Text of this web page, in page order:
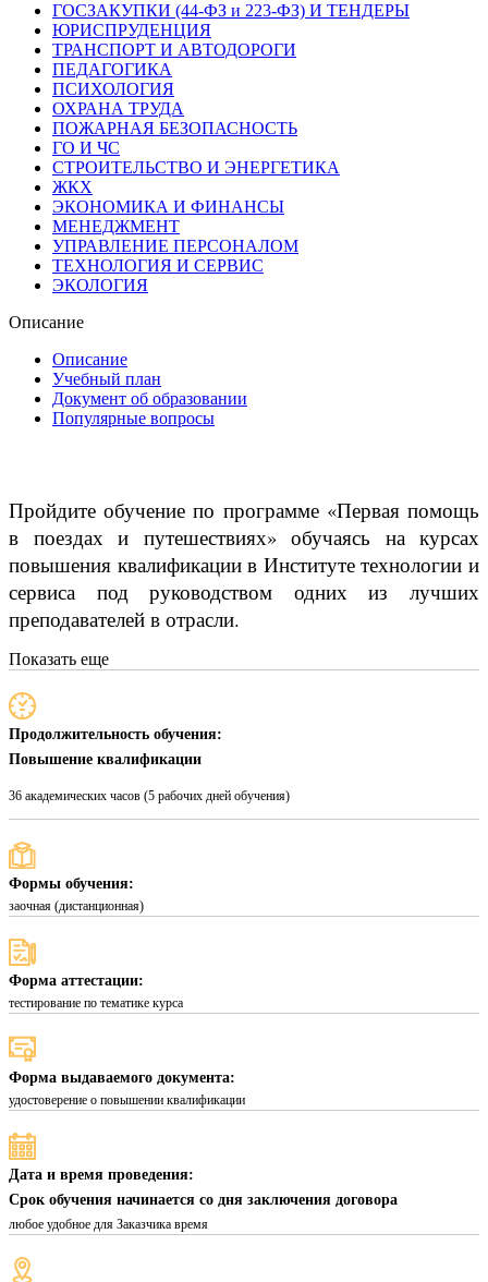
ГОСЗАКУПКИ (44-ФЗ и 223-ФЗ) И ТЕНДЕРЫ
ЮРИСПРУДЕНЦИЯ
ТРАНСПОРТ И АВТОДОРОГИ
ПЕДАГОГИКА
ПСИХОЛОГИЯ
ОХРАНА ТРУДА
ПОЖАРНАЯ БЕЗОПАСНОСТЬ
ГО И ЧС
СТРОИТЕЛЬСТВО И ЭНЕРГЕТИКА
ЖКХ
ЭКОНОМИКА И ФИНАНСЫ
МЕНЕДЖМЕНТ
УПРАВЛЕНИЕ ПЕРСОНАЛОМ
ТЕХНОЛОГИЯ И СЕРВИС
ЭКОЛОГИЯ
Описание
Описание
Учебный план
Документ об образовании
Популярные вопросы
Пройдите обучение по программе «Первая помощь
в поездах и путешествиях» обучаясь на курсах
повышения квалификации в Институте технологии и
сервиса под руководством одних из лучших
преподавателей в отрасли.
Показать еще
Продолжительность обучения:
Повышение квалификации
36 академических часов (5 рабочих дней обучения)
Формы обучения:
заочная (дистанционная)
Форма аттестации:
тестирование по тематике курса
Форма выдаваемого документа:
удостоверение о повышении квалификации
Дата и время проведения:
Срок обучения начинается со дня заключения договора
любое удобное для Заказчика время